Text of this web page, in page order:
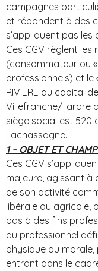
campagnes
et répondent à des
s’appliquent pas les
Ces CGV règlent les
(consommateur ou
professionnels) et le
RIVIERE au capital
Villefranche/Tarare
siège social est 520
Lachassagne.
1 – OBJET ET
Ces CGV
majeure, agissant à
de son activité
libérale ou agricole,
pas à des fins
au professionnel
physique ou
entrant dans le